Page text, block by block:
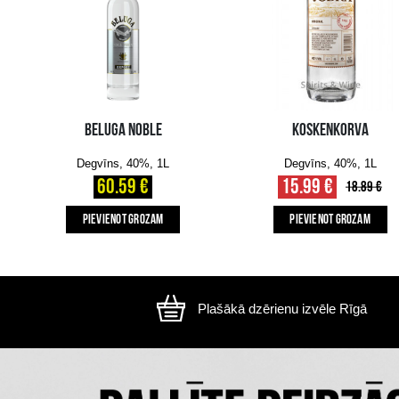
Attēls ir ilustratīvs, preces izskats var
CITI MŪSU KLIENTI IZVĒLAS